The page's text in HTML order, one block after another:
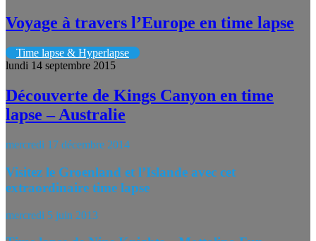
Voyage à travers l’Europe en time lapse
Time lapse & Hyperlapse
lundi 14 septembre 2015
Découverte de Kings Canyon en time
lapse – Australie
mercredi 17 décembre 2014
Visitez le Groenland et l’Islande avec cet
extraordinaire time lapse
mercredi 5 juin 2013